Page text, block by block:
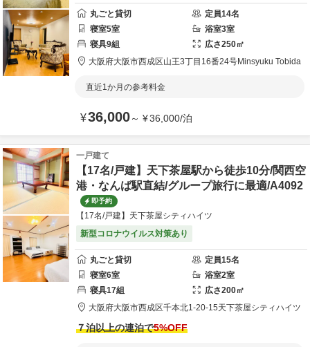
丸ごと貸切
定員14名
寝室5室 浴室3室
寝具9組 広さ250㎡
大阪府大阪市西成区山王3丁目16番24号Minsyuku Tobida
直近1か月の参考料金
¥36,000～ ¥36,000/泊
一戸建て
【17名/戸建】天下茶屋駅から徒歩10分/関西空
港・なんば駅直結/グループ旅行に最適/A4092
即予約
【17名/戸建】天下茶屋シティハイツ
新型コロナウイルス対策あり
丸ごと貸切 定員15名
寝室6室 浴室2室
寝具17組 広さ200㎡
大阪府大阪市西成区千本北1-20-15天下茶屋シティハイツ
７泊以上の連泊で5%OFF